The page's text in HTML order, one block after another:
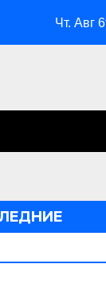
иЧт. Авг